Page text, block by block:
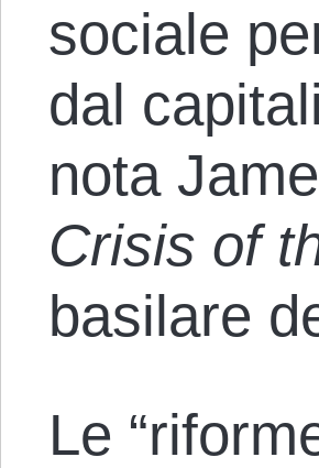
sociale
dal
nota
Crisis of
basilare
Le